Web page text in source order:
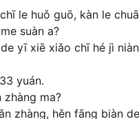
le huǒ guō, kàn le
suàn a?
yī xiē xiǎo chī hé jì
yuán.
zhàng ma?
zhàng, hěn fāng biàn